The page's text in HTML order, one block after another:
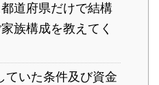
道府県だけで結構
族構成を教えてく
ていた条件及び資金